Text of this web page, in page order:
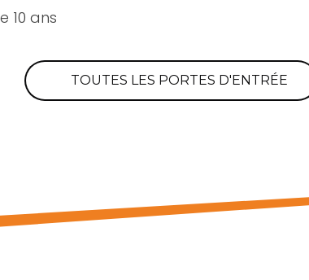
10 ans
TOUTES LES PORTES D'ENTRÉE